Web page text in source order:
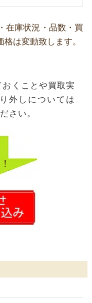
在庫状況・品数・買
は変動致します。
くことや買取実
外しについては
さい。